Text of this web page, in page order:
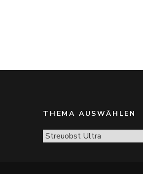
THEMA AUSWÄHLEN
Thema